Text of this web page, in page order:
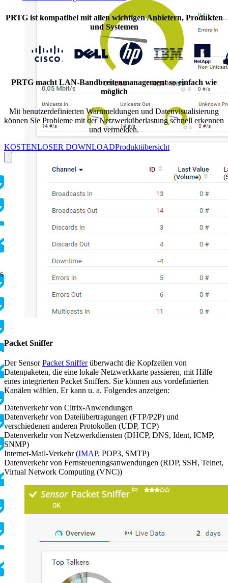
Packet Sniffer
Der SensorPacket Snifferüberwacht die Kopfzeilen von
Datenpaketen, die eine lokale Netzwerkkarte passieren, mit Hilfe
eines integrierten Packet Sniffers. Sie können aus vordefinierten
Kanälen wählen. Er kann u. a. Folgendes anzeigen:
Datenverkehr von Citrix-Anwendungen
Datenverkehr von Dateiübertragungen (FTP/P2P) und
verschiedenen anderen Protokollen (UDP, TCP)
Datenverkehr von Netzwerkdiensten (DHCP, DNS, Ident, ICMP,
SNMP)
Internet-Mail-Verkehr (IMAP, POP3, SMTP)
Datenverkehr von Fernsteuerungsanwendungen (RDP, SSH, Telnet,
Virtual Network Computing (VNC))
PRTG ist kompatibel mit allen wichtigen Anbietern, Produkten
und Systemen
PRTG macht LAN-Bandbreitenmanagement so einfach wie
möglich
Mit benutzerdefinierten Warnmeldungen und Datenvisualisierung
können Sie Probleme mit der Netzwerküberlastung schnell erkennen
und vermeiden.
KOSTENLOSER DOWNLOADProduktübersicht